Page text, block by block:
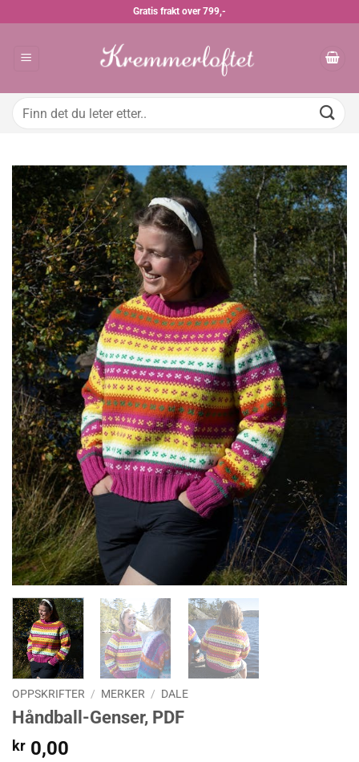
Gratis frakt over 799,-
Søk
OPPSKRIFTER / MERKER / DALE
Håndball-Genser, PDF
kr 0,00